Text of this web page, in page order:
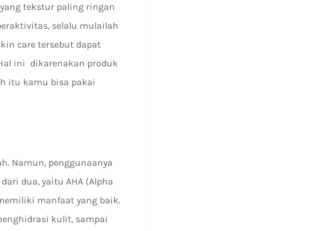
tekstur paling ringan
selalu mulailah
care tersebut dapat
ini dikarenakan produk
itu kamu bisa pakai
Namun, penggunaanya
dua, yaitu AHA (Alpha
manfaat yang baik.
kulit, sampai